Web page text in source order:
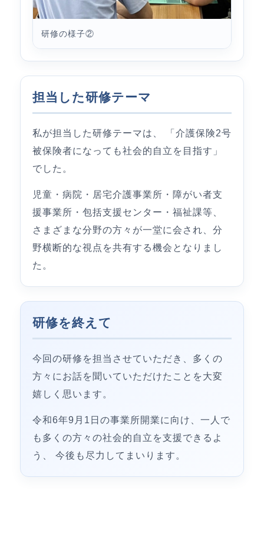
研修の様子②
担当した研修テーマ
私が担当した研修テーマは、 「介護保険2号
被保険者になっても社会的自立を目指す」
でした。
児童・病院・居宅介護事業所・障がい者支
援事業所・包括支援センター・福祉課等、
さまざまな分野の方々が一堂に会され、分
野横断的な視点を共有する機会となりまし
た。
研修を終えて
今回の研修を担当させていただき、多くの
方々にお話を聞いていただけたことを大変
嬉しく思います。
令和6年9月1日の事業所開業に向け、一人で
も多くの方々の社会的自立を支援できるよ
う、 今後も尽力してまいります。